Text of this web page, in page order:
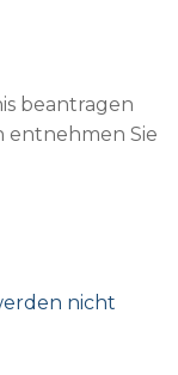
beantragen
entnehmen Sie